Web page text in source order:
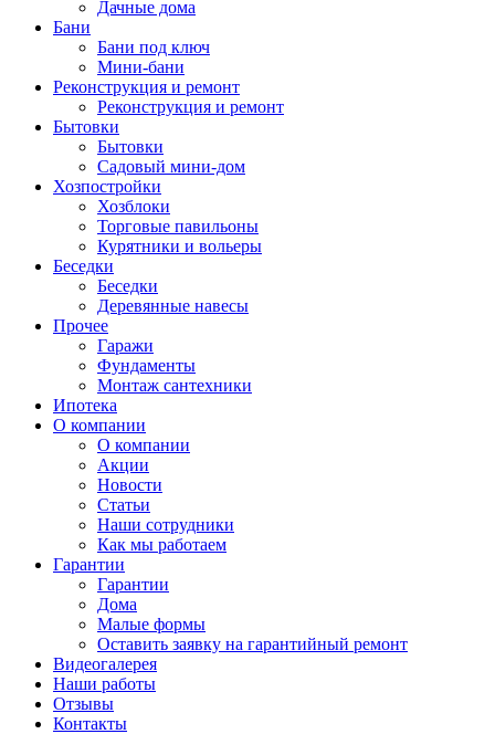
Дачные дома
Бани
Бани под ключ
Мини-бани
Реконструкция и ремонт
Реконструкция и ремонт
Бытовки
Бытовки
Садовый мини-дом
Хозпостройки
Хозблоки
Торговые павильоны
Курятники и вольеры
Беседки
Беседки
Деревянные навесы
Прочее
Гаражи
Фундаменты
Монтаж сантехники
Ипотека
О компании
О компании
Акции
Новости
Статьи
Наши сотрудники
Как мы работаем
Гарантии
Гарантии
Дома
Малые формы
Оставить заявку на гарантийный ремонт
Видеогалерея
Наши работы
Отзывы
Контакты